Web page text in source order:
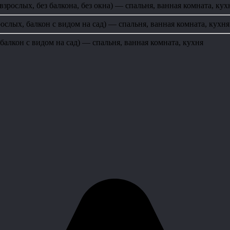
без балкона, без окна) — спальня, ванная комната,
балкон с видом на сад) — спальня, ванная комната, кухня
с видом на сад) — спальня, ванная комната, кухня